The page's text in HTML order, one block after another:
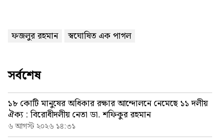
ফজলুর রহমান স্বঘোষিত এক পাগল
সর্বশেষ
১৮ কোটি মানুষের অধিকার রক্ষার আন্দোলনে নেমেছে ১১ দলীয়
ঐক্য : বিরোধীদলীয় নেতা ডা. শফিকুর রহমান
৬ আগস্ট ২০২৬ ১৪:৩১